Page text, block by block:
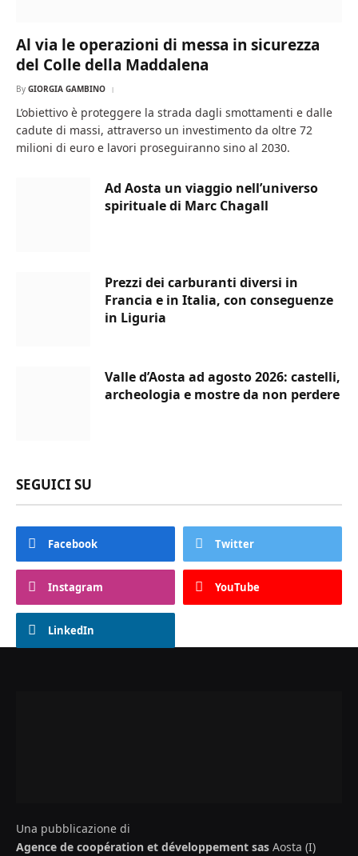
Al via le operazioni di messa in sicurezza
del Colle della Maddalena
By GIORGIA GAMBINO
L’obiettivo è proteggere la strada dagli smottamenti e dalle
cadute di massi, attraverso un investimento da oltre 72
milioni di euro e lavori proseguiranno sino al 2030.
Ad Aosta un viaggio nell’universo
spirituale di Marc Chagall
Prezzi dei carburanti diversi in
Francia e in Italia, con conseguenze
in Liguria
Valle d’Aosta ad agosto 2026: castelli,
archeologia e mostre da non perdere
SEGUICI SU
Facebook Twitter
Instagram YouTube
LinkedIn
Una pubblicazione di
Agence de coopération et développement sas Aosta (I)